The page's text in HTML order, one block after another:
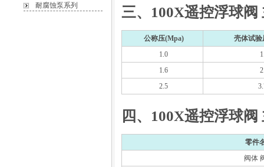
耐腐蚀泵系列 三、100X遥控浮球阀
公称压(Mpa)
壳体试验
1.0
1.6
2.5
四、100X遥控浮球
零件
阀体